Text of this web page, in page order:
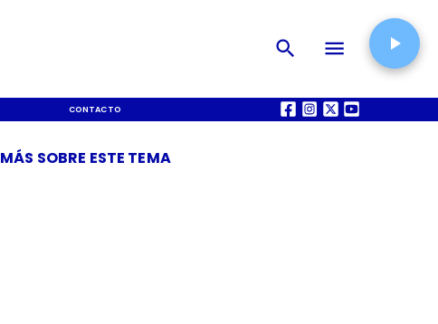
CONTACTO QUIÉNES SOMOS
MÁS SOBRE ESTE TEMA